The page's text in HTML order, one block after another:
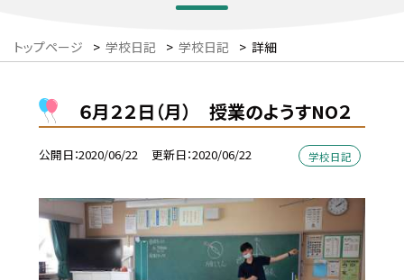
トップページ > 学校日記 > 学校日記 > 詳細
６月２２日（月） 授業のようすNO２
公開日 2020/06/22 更新日 2020/06/22 学校日記